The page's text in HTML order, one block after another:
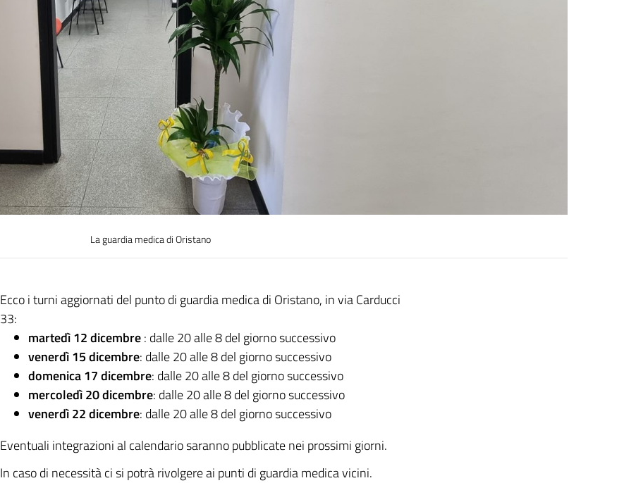
La guardia medica di Oristano
Ecco i turni aggiornati del punto di guardia medica di Oristano, in via Carducci
33:
martedì 12 dicembre: dalle 20 alle 8 del giorno successivo
venerdì 15 dicembre: dalle 20 alle 8 del giorno successivo
domenica 17 dicembre: dalle 20 alle 8 del giorno successivo
mercoledì 20 dicembre: dalle 20 alle 8 del giorno successivo
venerdì 22 dicembre: dalle 20 alle 8 del giorno successivo
Eventuali integrazioni al calendario saranno pubblicate nei prossimi giorni.
In caso di necessità ci si potrà rivolgere ai punti di guardia medica vicini.